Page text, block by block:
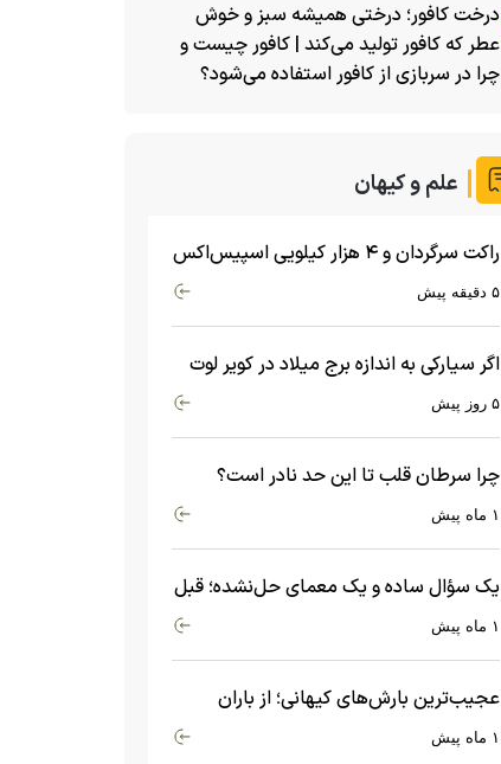
درخت کافور؛ درختی همیشه سبز و خوش
عطر که کافور تولید می‌کند | کافور چیست و
چرا در سربازی از کافور استفاده می‌شود؟
علم و کیهان
راکت سرگردان و ۴ هزار کیلویی اسپیس‌اکس
۵ دقیقه پیش
اگر سیارکی به اندازه برج میلاد در کویر لوت
سقوط کند، چه اتفاقی می‌افتد؟
۵ روز پیش
چرا سرطان قلب تا این حد نادر است؟
ماجرای معامله عجیبی که در بدن اتفاق۱ ماه پیش
یک سؤال ساده و یک معمای حل‌نشده؛ قبل
از بیگ‌بنگ و آغاز جهان چه چیزی وجود۱ ماه پیش
عجیب‌ترین بارش‌های کیهانی؛ از باران
جواهرات گران‌قیمت تا بارش آهن و شیشه۱ ماه پیش